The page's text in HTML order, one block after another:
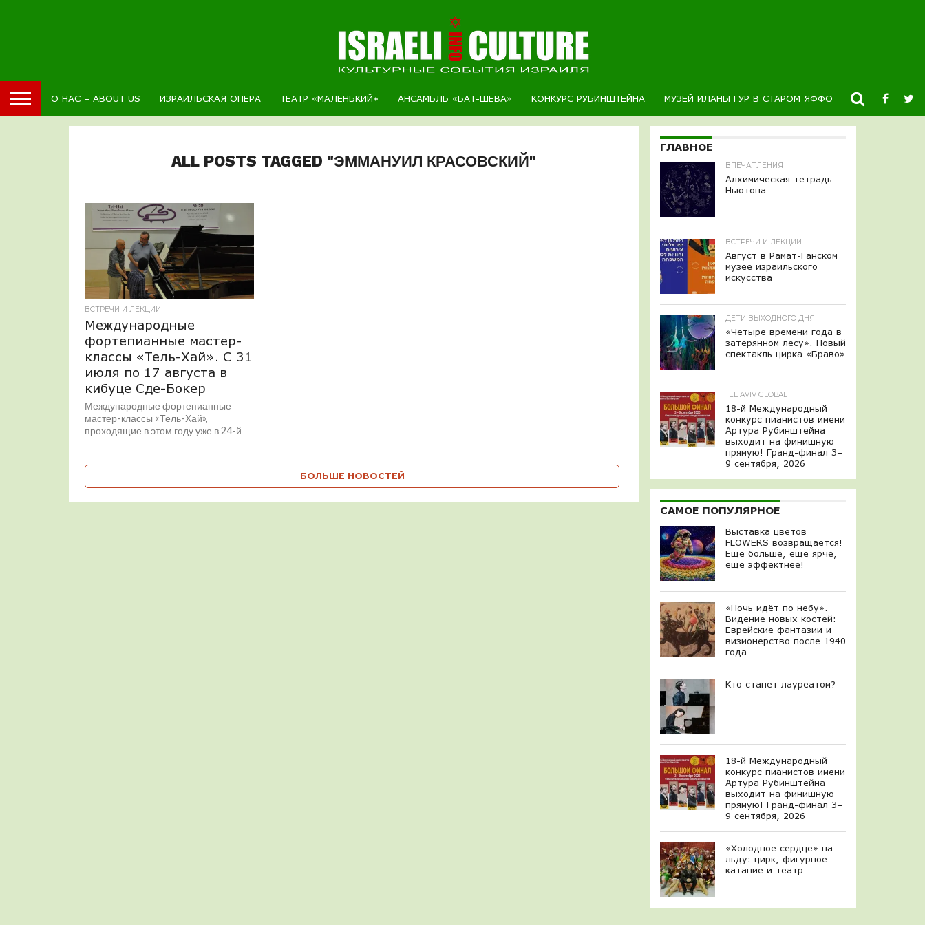
О НАС – ABOUT US ИЗРАИЛЬСКАЯ ОПЕРА ТЕАТР «МАЛЕНЬКИЙ» АНСАМБЛЬ «БАТ-ШЕВА» КОНКУРС РУБИНШТЕЙНА МУЗЕЙ ИЛАНЫ ГУР В СТАРОМ ЯФФО НОВОСТИ
ALL POSTS TAGGED "ЭММАНУИЛ КРАСОВСКИЙ"
ВСТРЕЧИ И ЛЕКЦИИ
Международные
фортепианные мастер-
классы «Тель-Хай». С 31
июля по 17 августа в
кибуце Сде-Бокер
Международные фортепианные
мастер-классы «Тель-Хай»,
проходящие в этом году уже в 24-й
БОЛЬШЕ НОВОСТЕЙ
ГЛАВНОЕ
ВПЕЧАТЛЕНИЯ
Алхимическая тетрадь
Ньютона
ВСТРЕЧИ И ЛЕКЦИИ
Август в Рамат-Ганском
музее израильского
искусства
ДЕТИ ВЫХОДНОГО ДНЯ
«Четыре времени года в
затерянном лесу». Новый
спектакль цирка «Браво»
TEL AVIV GLOBAL
18-й Международный
конкурс пианистов имени
Артура Рубинштейна
выходит на финишную
прямую! Гранд-финал 3–
9 сентября, 2026
САМОЕ ПОПУЛЯРНОЕ
Выставка цветов
FLOWERS возвращается!
Ещё больше, ещё ярче,
ещё эффектнее!
«Ночь идёт по небу».
Видение новых костей:
Еврейские фантазии и
визионерство после 1940
года
Кто станет лауреатом?
18-й Международный
конкурс пианистов имени
Артура Рубинштейна
выходит на финишную
прямую! Гранд-финал 3–
9 сентября, 2026
«Холодное сердце» на
льду: цирк, фигурное
катание и театр